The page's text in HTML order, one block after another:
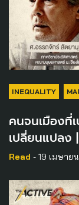
INEQUALITY
คนจนเมืองที่
เปลี่ยนแปลง
Read - 19 เมษาย